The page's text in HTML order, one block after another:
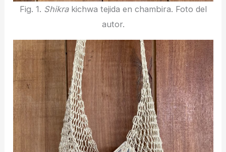
Fig. 1. Shikra kichwa tejida en chambira. Foto del
autor.